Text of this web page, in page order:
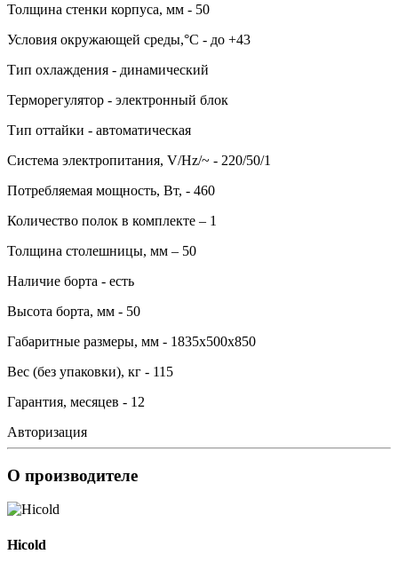
Толщина стенки корпуса, мм - 50
Условия окружающей среды,°C - до +43
Тип охлаждения - динамический
Терморегулятор - электронный блок
Тип оттайки - автоматическая
Система электропитания, V/Hz/~ - 220/50/1
Потребляемая мощность, Вт, - 460
Количество полок в комплекте – 1
Толщина столешницы, мм – 50
Наличие борта - есть
Высота борта, мм - 50
Габаритные размеры, мм - 1835х500х850
Вес (без упаковки), кг - 115
Гарантия, месяцев - 12
Авторизация
О производителе
Hicold